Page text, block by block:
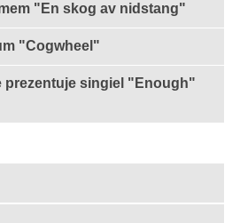
"En skog av nidstang"
"Cogwheel"
prezentuje singiel "Enough"